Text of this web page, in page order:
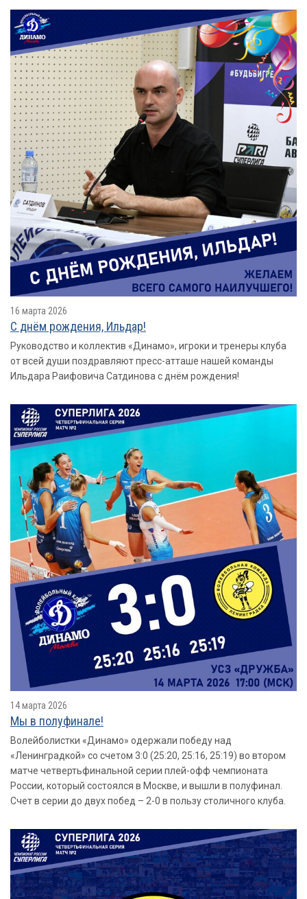
16 марта 2026
С днём рождения, Ильдар!
Руководство и коллектив «Динамо», игроки и тренеры клуба
от всей души поздравляют пресс-атташе нашей команды
Ильдара Раифовича Сатдинова с днём рождения!
14 марта 2026
Мы в полуфинале!
Волейболистки «Динамо» одержали победу над
«Ленинградкой» со счетом 3:0 (25:20, 25:16, 25:19) во втором
матче четвертьфинальной серии плей-офф чемпионата
России, который состоялся в Москве, и вышли в полуфинал.
Счет в серии до двух побед – 2-0 в пользу столичного клуба.